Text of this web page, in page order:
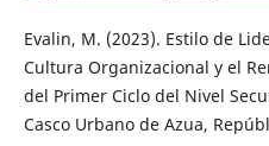
Evalin, M. (2023). Estilo de
Cultura Organizacional y el
del Primer Ciclo del Nivel
Casco Urbano de Azua,